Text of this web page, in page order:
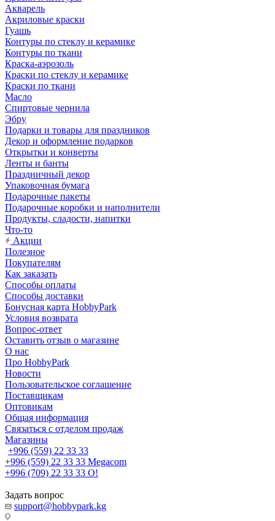
Акварель
Акриловые краски
Гуашь
Контуры по стеклу и керамике
Контуры по ткани
Краска-аэрозоль
Краски по стеклу и керамике
Краски по ткани
Масло
Спиртовые чернила
Эбру
Подарки и товары для праздников
Декор и оформление подарков
Открытки и конверты
Ленты и банты
Праздничный декор
Упаковочная бумага
Подарочные пакеты
Подарочные коробки и наполнители
Продукты, сладости, напитки
Что-то
Акции
Полезное
Покупателям
Как заказать
Способы оплаты
Способы доставки
Бонусная карта HobbyPark
Условия возврата
Вопрос-ответ
Оставить отзыв о магазине
О нас
Про HobbyPark
Новости
Пользовательское соглашение
Поставщикам
Оптовикам
Общая информация
Связаться с отделом продаж
Магазины
+996 (559) 22 33 33
+996 (559) 22 33 33 Megacom
+996 (709) 22 33 33 O!
Задать вопрос
support@hobbypark.kg